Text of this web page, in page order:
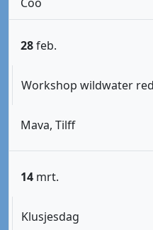
28feb.
Workshop wildwater
Mava, Tilff
14 mrt.
Klusjesdag